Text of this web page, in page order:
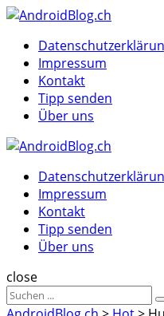
Menu
Menu
Impressum
Kontakt
Tipp senden
Über uns
Impressum
Kontakt
Tipp senden
Über uns
Suche
close
Sucheergebnisse
für